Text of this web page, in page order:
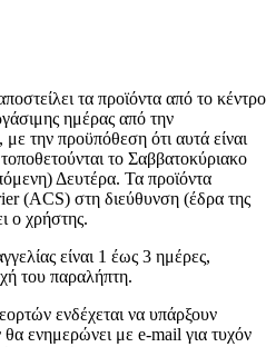
τα προϊόντα από το κέντρο
ημέρας από την
την προϋπόθεση ότι αυτά είναι
το Σαββατοκύριακο
Δευτέρα. Τα προϊόντα
(ACS) στη διεύθυνση (έδρα της
ο χρήστης.
είναι 1 έως 3 ημέρες,
του παραλήπτη.
ενδέχεται να υπάρξουν
θα ενημερώνει με e-mail για τυχόν